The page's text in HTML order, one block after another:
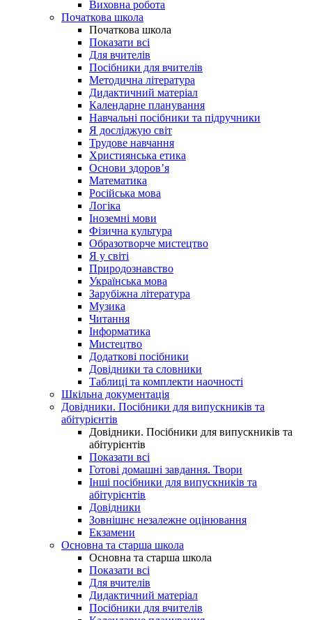
Виховна робота
Початкова школа
Початкова школа
Показати всі
Для вчителів
Посібники для вчителів
Методична література
Дидактичний матеріал
Календарне планування
Навчальні посібники та підручники
Я досліджую світ
Трудове навчання
Християнська етика
Основи здоров’я
Математика
Російська мова
Логіка
Іноземні мови
Фізична культура
Образотворче мистецтво
Я у світі
Природознавство
Українська мова
Зарубіжна література
Музика
Читання
Інформатика
Мистецтво
Додаткові посібники
Довідники та словники
Таблиці та комплекти наочності
Шкільна документація
Довідники. Посібники для випускників та
абітурієнтів
Довідники. Посібники для випускників та
абітурієнтів
Показати всі
Готові домашні завдання. Твори
Інші посібники для випускників та
абітурієнтів
Довідники
Зовнішнє незалежне оцінювання
Екзамени
Основна та старша школа
Основна та старша школа
Показати всі
Для вчителів
Дидактичний матеріал
Посібники для вчителів